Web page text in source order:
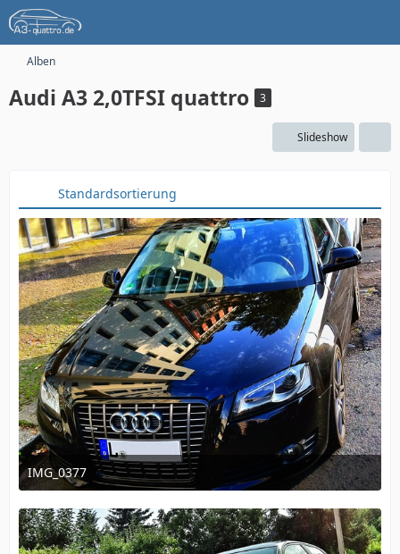
Alben
Audi A3 2,0TFSI quattro 3
Slideshow
Standardsortierung
IMG_0377
31. Dezember 2012 um 20:42